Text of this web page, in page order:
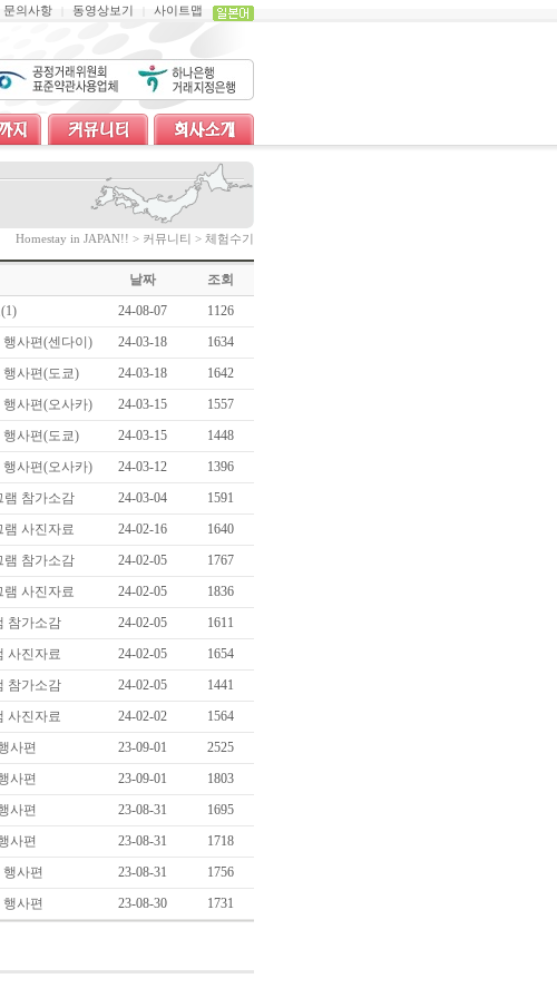
문의사항 동영상보기 사이트맵
Homestay in JAPAN!! > 커뮤니티 > 체험수기
날짜
조회
24-08-07
1126
행사편(센다이) 24-03-18
1634
행사편(도쿄) 24-03-18
1642
행사편(오사카) 24-03-15
1557
행사편(도쿄) 24-03-15
1448
행사편(오사카) 24-03-12
1396
램 참가소감 24-03-04
1591
램 사진자료 24-02-16
1640
램 참가소감 24-02-05
1767
램 사진자료 24-02-05
1836
참가소감 24-02-05
1611
사진자료 24-02-05
1654
참가소감 24-02-05
1441
사진자료 24-02-02
1564
사편 23-09-01
2525
사편 23-09-01
1803
사편 23-08-31
1695
사편 23-08-31
1718
사편 23-08-31
1756
사편 23-08-30 1731